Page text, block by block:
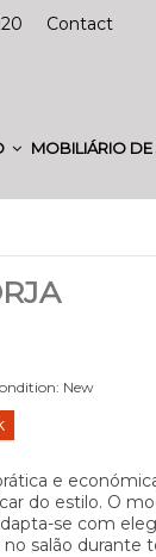
Contact
MOBILIÁRIO DE
New
e
do estilo. O
se com
salão durante